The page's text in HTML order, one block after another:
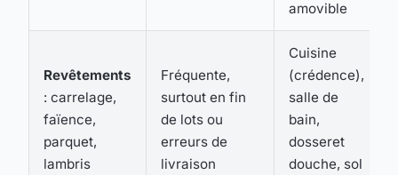
amovible
Revêtements
: carrelage,
faïence,
parquet,
lambris
Fréquente,
surtout en fin
de lots ou
erreurs de
livraison
Cuisine
(crédence),
salle de
bain,
dosseret
douche, sol